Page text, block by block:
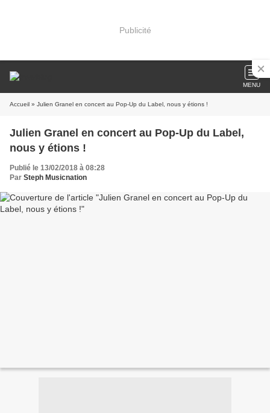
Publicité
MENU
Accueil » Julien Granel en concert au Pop-Up du Label, nous y étions !
Julien Granel en concert au Pop-Up du Label,
nous y étions !
Publié le 13/02/2018 à 08:28
Par Steph Musicnation